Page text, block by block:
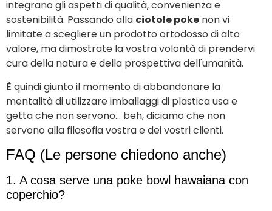
integrano gli aspetti di qualità, convenienza e
sostenibilità. Passando alla ciotole poke non vi
limitate a scegliere un prodotto ortodosso di alto
valore, ma dimostrate la vostra volontà di prendervi
cura della natura e della prospettiva dell'umanità.
È quindi giunto il momento di abbandonare la
mentalità di utilizzare imballaggi di plastica usa e
getta che non servono... beh, diciamo che non
servono alla filosofia vostra e dei vostri clienti.
FAQ (Le persone chiedono anche)
1. A cosa serve una poke bowl hawaiana con
coperchio?